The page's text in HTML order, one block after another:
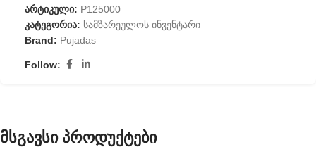
არტიკული: P125000
კატეგორია: სამზარეულოს ინვენტარი
Brand: Pujadas
Follow:
მსგავსი პროდუქტები